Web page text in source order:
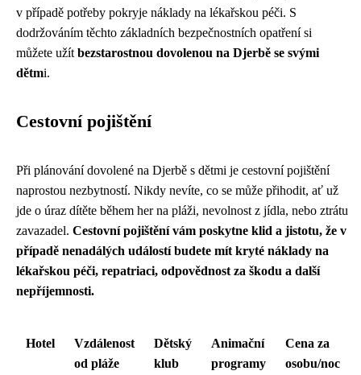
v případě potřeby pokryje náklady na lékařskou péči. S
dodržováním těchto základních bezpečnostních opatření si
můžete užít bezstarostnou dovolenou na Djerbě se svými
dětmi.
Cestovní pojištění
Při plánování dovolené na Djerbě s dětmi je cestovní pojištění
naprostou nezbytností. Nikdy nevíte, co se může přihodit, ať už
jde o úraz dítěte během her na pláži, nevolnost z jídla, nebo ztrátu
zavazadel. Cestovní pojištění vám poskytne klid a jistotu, že v
případě nenadálých událostí budete mít kryté náklady na
lékařskou péči, repatriaci, odpovědnost za škodu a další
nepříjemnosti.
Hotel
Vzdálenost
od pláže
Dětský
klub
Animační
programy
Cena za
osobu/noc